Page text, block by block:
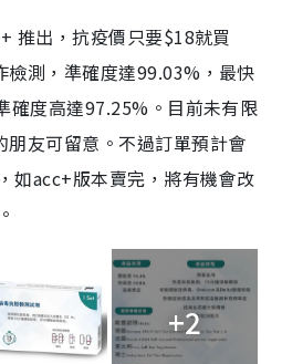
推出，抗疫價只要$18就買
檢測，準確度達99.03%，最快
確度高達97.25%。目前未有限
友可留意。不過訂單預計會
如acc+版本賣完，將有機會改
+2